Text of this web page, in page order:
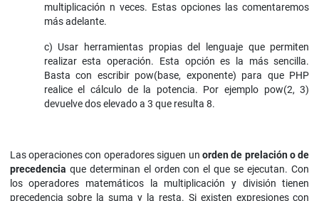
multiplicación n veces. Estas opciones las comentaremos
más adelante.
c) Usar herramientas propias del lenguaje que permiten
realizar esta operación. Esta opción es la más sencilla.
Basta con escribir pow(base, exponente) para que PHP
realice el cálculo de la potencia. Por ejemplo pow(2, 3)
devuelve dos elevado a 3 que resulta 8.
Las operaciones con operadores siguen un orden de prelación o de
precedencia que determinan el orden con el que se ejecutan. Con
los operadores matemáticos la multiplicación y división tienen
precedencia sobre la suma y la resta. Si existen expresiones con